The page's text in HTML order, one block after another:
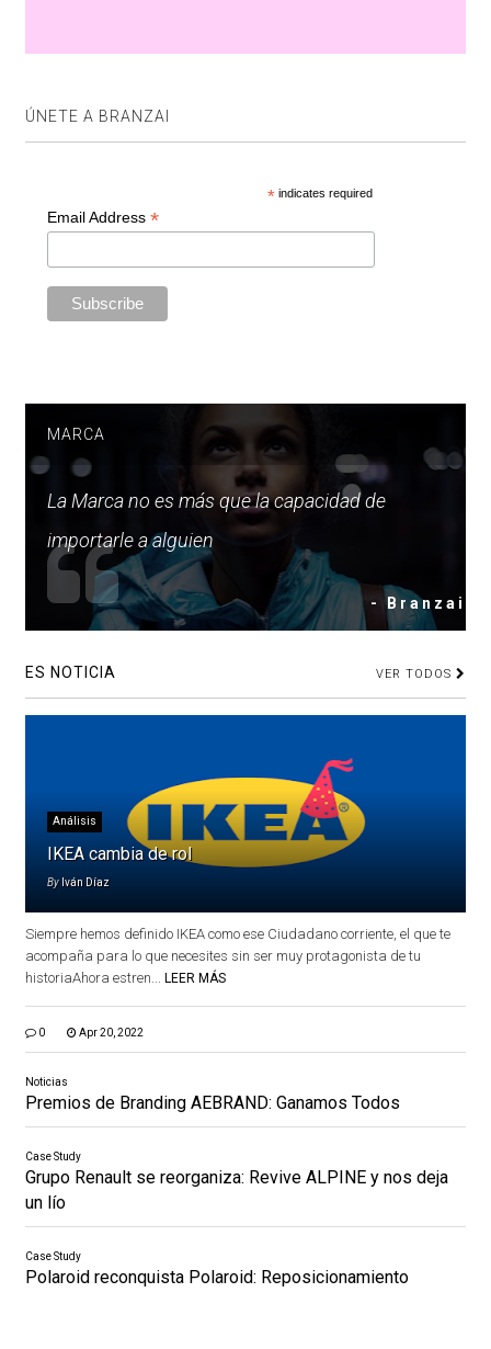
ÚNETE A BRANZAI
* indicates required
Email Address *
MARCA
La Marca no es más que la capacidad de
importarle a alguien
- Branzai
ES NOTICIA VER TODOS
Análisis
IKEA cambia de rol
By Iván Díaz
Siempre hemos definido IKEA como ese Ciudadano corriente, el que te
acompaña para lo que necesites sin ser muy protagonista de tu
historiaAhora estren... LEER MÁS
0 Apr 20, 2022
Noticias
Premios de Branding AEBRAND: Ganamos Todos
Case Study
Grupo Renault se reorganiza: Revive ALPINE y nos deja
un lío
Case Study
Polaroid reconquista Polaroid: Reposicionamiento